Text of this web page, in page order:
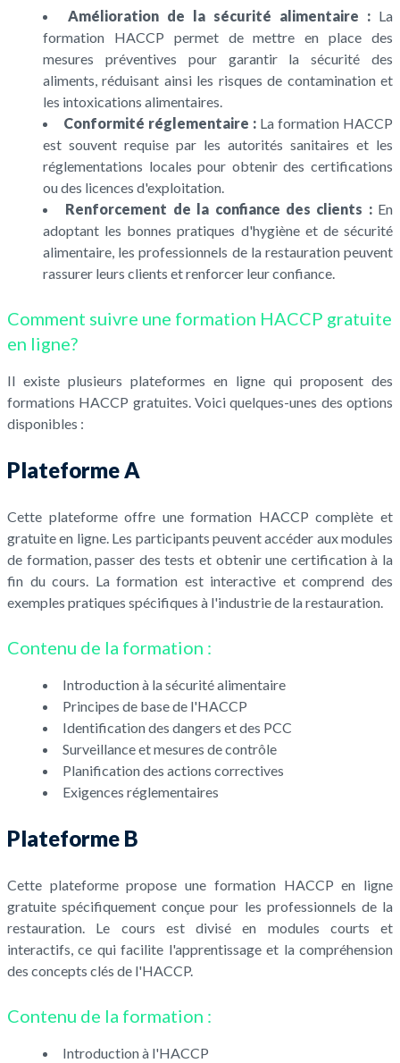
Amélioration de la sécurité alimentaire : La
formation HACCP permet de mettre en place des
mesures préventives pour garantir la sécurité des
aliments, réduisant ainsi les risques de contamination et
les intoxications alimentaires.
Conformité réglementaire : La formation HACCP
est souvent requise par les autorités sanitaires et les
réglementations locales pour obtenir des certifications
ou des licences d'exploitation.
Renforcement de la confiance des clients :En
adoptant les bonnes pratiques d'hygiène et de sécurité
alimentaire, les professionnels de la restauration peuvent
rassurer leurs clients et renforcer leur confiance.
Comment suivre une formation HACCP gratuite
en ligne?
Il existe plusieurs plateformes en ligne qui proposent des
formations HACCP gratuites. Voici quelques-unes des options
disponibles :
Plateforme A
Cette plateforme offre une formation HACCP complète et
gratuite en ligne. Les participants peuvent accéder aux modules
de formation, passer des tests et obtenir une certification à la
fin du cours. La formation est interactive et comprend des
exemples pratiques spécifiques à l'industrie de la restauration.
Contenu de la formation :
Introduction à la sécurité alimentaire
Principes de base de l'HACCP
Identification des dangers et des PCC
Surveillance et mesures de contrôle
Planification des actions correctives
Exigences réglementaires
Plateforme B
Cette plateforme propose une formation HACCP en ligne
gratuite spécifiquement conçue pour les professionnels de la
restauration. Le cours est divisé en modules courts et
interactifs, ce qui facilite l'apprentissage et la compréhension
des concepts clés de l'HACCP.
Contenu de la formation :
Introduction à l'HACCP